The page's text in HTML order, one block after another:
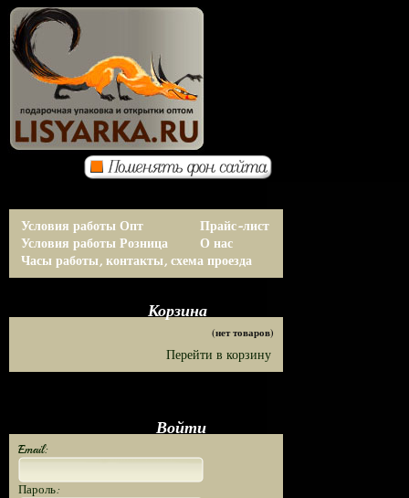
Условия работы Опт
Условия работы Розница
Прайс-лист
О нас
Часы работы, контакты, схема проезда
Корзина
(нет товаров)
Перейти в корзину
Войти
Email:
Пароль: